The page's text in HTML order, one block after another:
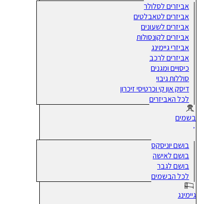
אביזרים לסלולר
אביזרים לטאבלטים
אביזרים לשעונים
אביזרים לקונסולות
אביזרי גיימינג
אביזרים לרכב
כיסויים ומגנים
סוללות גיבוי
דיסק און קי וכרטיסי זיכרון
לכל האביזרים
בשמים
בושם יוניסקס
בושם לאישה
בושם לגבר
לכל הבשמים
גיימינג